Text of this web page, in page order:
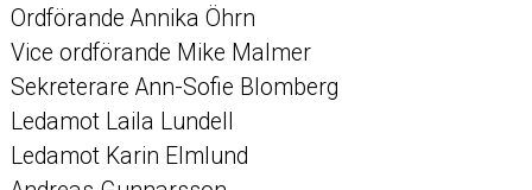
Ordförande Annika Öhrn
Vice ordförande Mike Malmer
Sekreterare Ann-Sofie Blomberg
Ledamot Laila Lundell
Ledamot Karin Elmlund